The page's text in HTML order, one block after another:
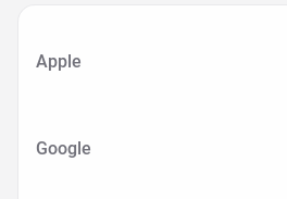
Apple
Google